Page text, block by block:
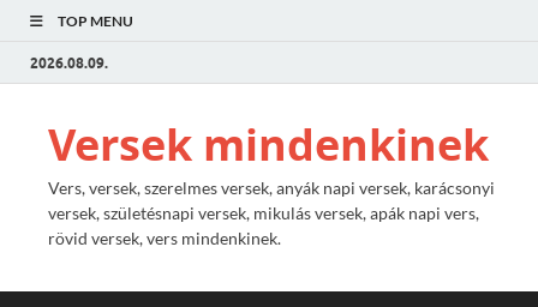
TOP MENU
2026.08.09.
Versek mindenkinek
Vers, versek, szerelmes versek, anyák napi versek, karácsonyi
versek, születésnapi versek, mikulás versek, apák napi vers,
rövid versek, vers mindenkinek.